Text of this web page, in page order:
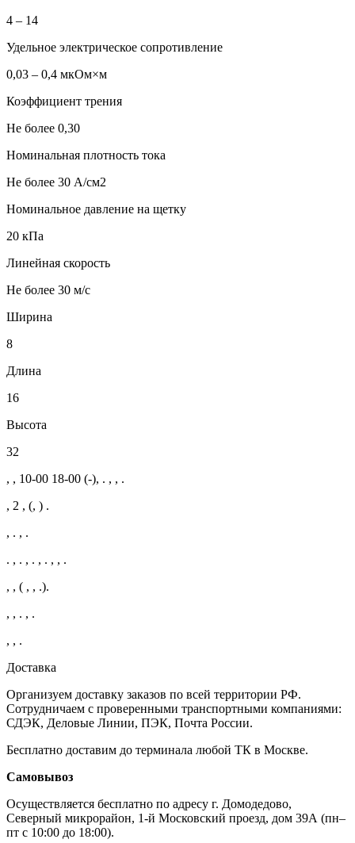
4 – 14
Удельное электрическое сопротивление
0,03 – 0,4 мкОм×м
Коэффициент трения
Не более 0,30
Номинальная плотность тока
Не более 30 А/см2
Номинальное давление на щетку
20 кПа
Линейная скорость
Не более 30 м/с
Ширина
8
Длина
16
Высота
32
, , 10-00 18-00 (-), . , , .
, 2 , (, ) .
, . , .
. , . , . , . , , .
, , ( , , .).
, , . , .
, , .
Доставка
Организуем доставку заказов по всей территории РФ.
Сотрудничаем с проверенными транспортными компаниями:
СДЭК, Деловые Линии, ПЭК, Почта России.
Бесплатно доставим до терминала любой ТК в Москве.
Самовывоз
Осуществляется бесплатно по адресу г. Домодедово,
Северный микрорайон, 1-й Московский проезд, дом 39А (пн–
пт с 10:00 до 18:00).